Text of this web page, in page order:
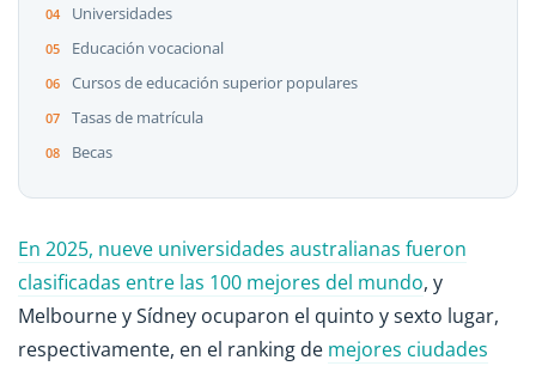
Universidades
Educación vocacional
Cursos de educación superior populares
Tasas de matrícula
Becas
En 2025, nueve universidades australianas fueron
clasificadas entre las 100 mejores del mundo, y
Melbourne y Sídney ocuparon el quinto y sexto lugar,
respectivamente, en el ranking de mejores ciudades